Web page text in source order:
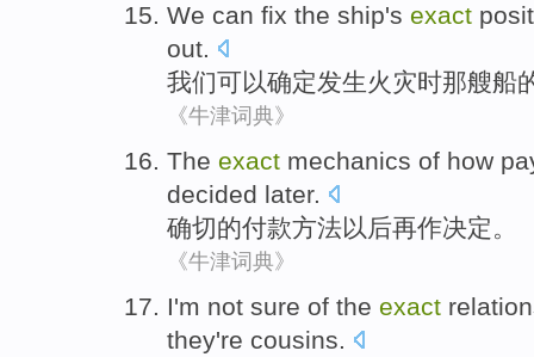
We can fix the ship's exact
out.
我们可以确定发生火灾时那艘船
《牛津词典》
The exact mechanics of how
decided later.
确切的付款方法以后再作决定。
《牛津词典》
I'm not sure of the exact
they're cousins.